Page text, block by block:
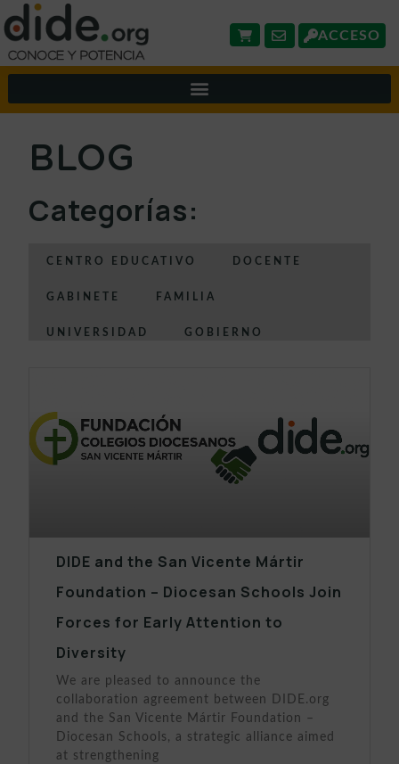
ACCESO
BLOG
Categorías:
CENTRO EDUCATIVO DOCENTE
GABINETE FAMILIA
UNIVERSIDAD GOBIERNO
DIDE and the San Vicente Mártir
Foundation – Diocesan Schools Join
Forces for Early Attention to
Diversity
We are pleased to announce the
collaboration agreement between DIDE.org
and the San Vicente Mártir Foundation –
Diocesan Schools, a strategic alliance aimed
at strengthening